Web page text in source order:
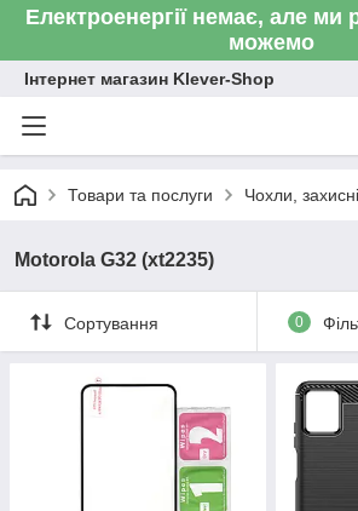
Електроенергії немає, але
можемо
Інтернет магазин Klever-Shop
Товари та послуги Чохли,
Motorola G32 (xt2235)
Сортування 0